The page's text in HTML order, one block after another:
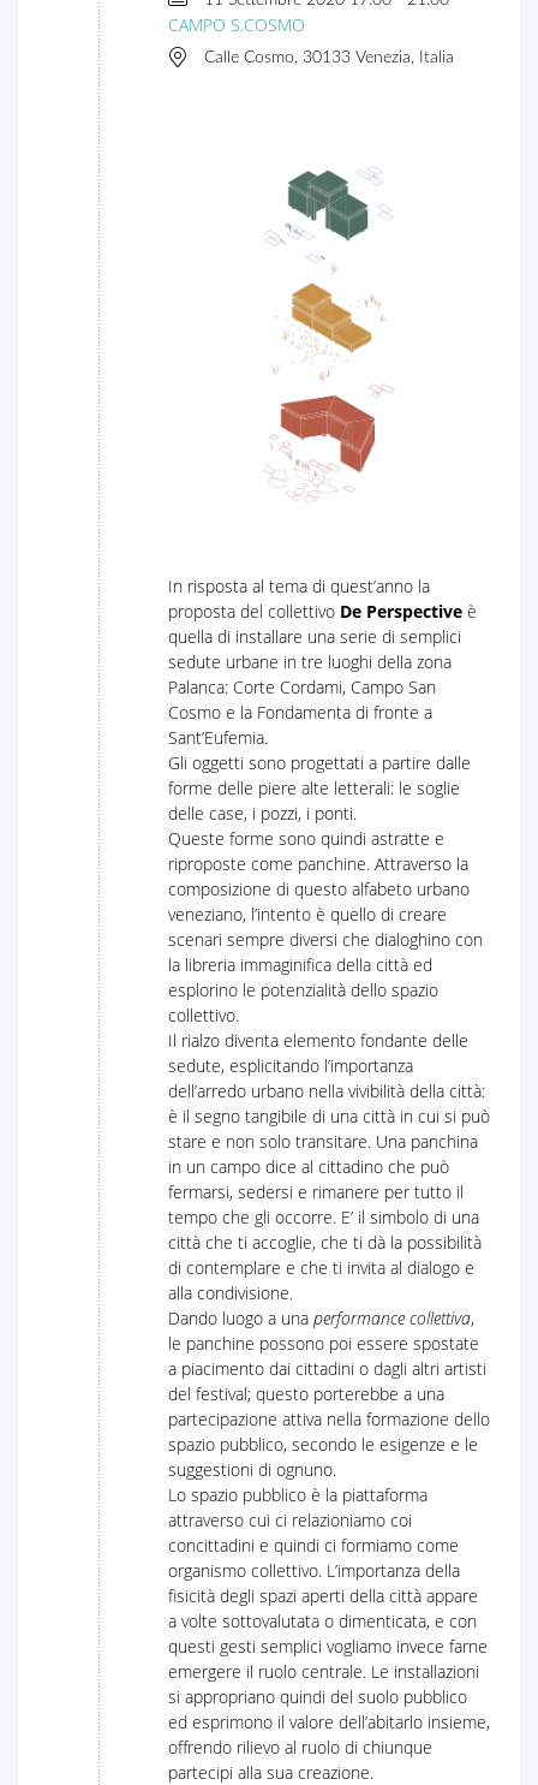
CAMPO S.COSMO
Calle Cosmo, 30133 Venezia, Italia
In risposta al tema di quest’anno la
proposta del collettivo De Perspective è
quella di installare una serie di semplici
sedute urbane in tre luoghi della zona
Palanca: Corte Cordami, Campo San
Cosmo e la Fondamenta di fronte a
Sant’Eufemia.
Gli oggetti sono progettati a partire dalle
forme delle piere alte letterali: le soglie
delle case, i pozzi, i ponti.
Queste forme sono quindi astratte e
riproposte come panchine. Attraverso la
composizione di questo alfabeto urbano
veneziano, l’intento è quello di creare
scenari sempre diversi che dialoghino con
la libreria immaginifica della città ed
esplorino le potenzialità dello spazio
collettivo.
Il rialzo diventa elemento fondante delle
sedute, esplicitando l’importanza
dell’arredo urbano nella vivibilità della città:
è il segno tangibile di una città in cui si può
stare e non solo transitare. Una panchina
in un campo dice al cittadino che può
fermarsi, sedersi e rimanere per tutto il
tempo che gli occorre. E’ il simbolo di una
città che ti accoglie, che ti dà la possibilità
di contemplare e che ti invita al dialogo e
alla condivisione.
Dando luogo a una performance collettiva,
le panchine possono poi essere spostate
a piacimento dai cittadini o dagli altri artisti
del festival; questo porterebbe a una
partecipazione attiva nella formazione dello
spazio pubblico, secondo le esigenze e le
suggestioni di ognuno.
Lo spazio pubblico è la piattaforma
attraverso cui ci relazioniamo coi
concittadini e quindi ci formiamo come
organismo collettivo. L’importanza della
fisicità degli spazi aperti della città appare
a volte sottovalutata o dimenticata, e con
questi gesti semplici vogliamo invece farne
emergere il ruolo centrale. Le installazioni
si appropriano quindi del suolo pubblico
ed esprimono il valore dell’abitarlo insieme,
offrendo rilievo al ruolo di chiunque
partecipi alla sua creazione.